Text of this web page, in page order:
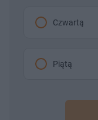
Czwartą
Piątą